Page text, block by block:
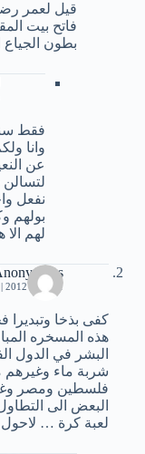
قيل لعمر
فاتح بيت
بطون الجياع
فقط
وانا
عن
لتسالن
نفعل
بولهم
لهم الا
11 مايو، 2012 | 8:13 م
كفى بذخا وتبديرا
هذه المسخره
البشر في الدول
شربة ماء وغيرهم
فلسطين ومصر
البعض الى
لعبة كرة … لاحول